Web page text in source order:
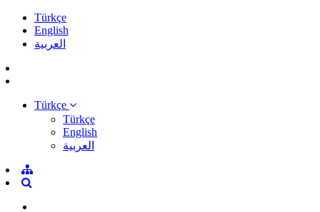
Türkçe
English
العربية
Türkçe
Türkçe
English
العربية